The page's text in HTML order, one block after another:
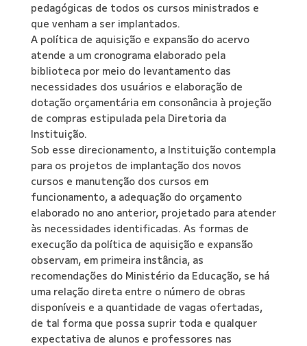
pedagógicas de todos os cursos ministrados e
que venham a ser implantados.
A política de aquisição e expansão do acervo
atende a um cronograma elaborado pela
biblioteca por meio do levantamento das
necessidades dos usuários e elaboração de
dotação orçamentária em consonância à projeção
de compras estipulada pela Diretoria da
Instituição.
Sob esse direcionamento, a Instituição contempla
para os projetos de implantação dos novos
cursos e manutenção dos cursos em
funcionamento, a adequação do orçamento
elaborado no ano anterior, projetado para atender
às necessidades identificadas. As formas de
execução da política de aquisição e expansão
observam, em primeira instância, as
recomendações do Ministério da Educação, se há
uma relação direta entre o número de obras
disponíveis e a quantidade de vagas ofertadas,
de tal forma que possa suprir toda e qualquer
expectativa de alunos e professores nas